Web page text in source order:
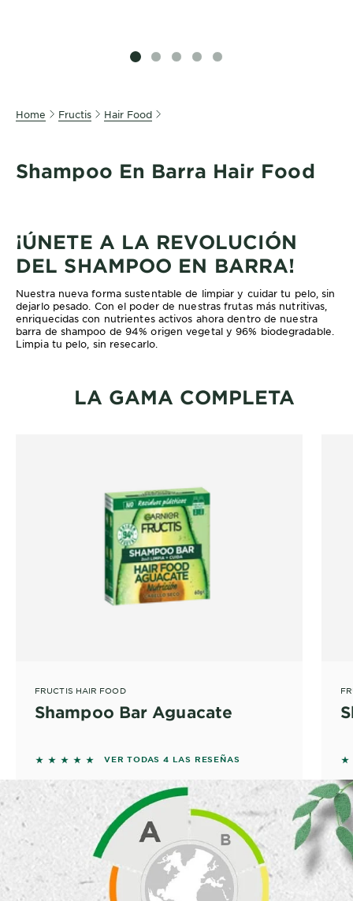
SLIDE 1
SLIDE 2
SLIDE 3
SLIDE 4
SLIDE 5
Home Fructis Hair Food
Shampoo En Barra Hair Food
¡ÚNETE A LA REVOLUCIÓN
DEL SHAMPOO EN BARRA!
Nuestra nueva forma sustentable de limpiar y cuidar tu pelo, sin
dejarlo pesado. Con el poder de nuestras frutas más nutritivas,
enriquecidas con nutrientes activos ahora dentro de nuestra
barra de shampoo de 94% origen vegetal y 96% biodegradable.
Limpia tu pelo, sin resecarlo.
LA GAMA COMPLETA
FRUCTIS HAIR FOOD
Shampoo Bar Aguacate
5 out of 5 stars based on reviews
VER TODAS 4 LAS RESEÑAS 5